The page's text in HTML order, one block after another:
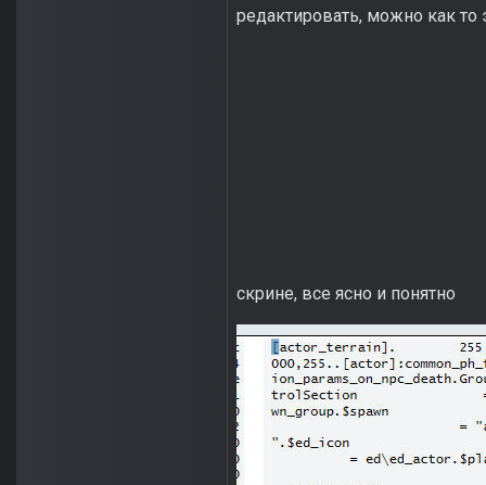
редактировать, можно как то
скрине, все ясно и понятно